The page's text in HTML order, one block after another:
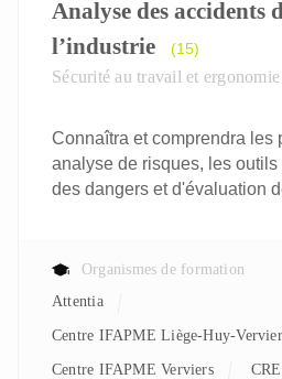
Analyse des accidents
l’industrie
(15)
Sécurité au travail et ergonomie
Connaîtra et comprendra les
analyse de risques, les
des dangers et d'évaluation
Organismes de formation
Attentia
Centre IFAPME Liège-Huy-
Centre IFAPME Verviers